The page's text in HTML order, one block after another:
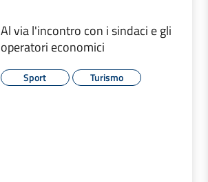
Al via l'incontro con i sindaci e gli
operatori economici
Sport Turismo